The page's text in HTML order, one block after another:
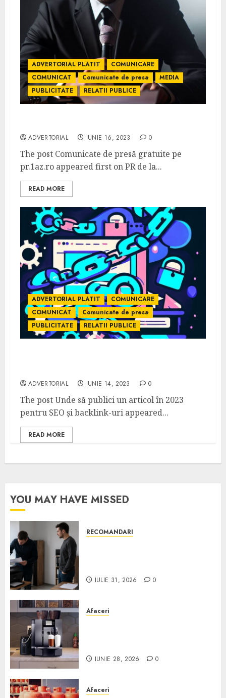
ADVERTORIAL PLATIT
COMUNICARE
COMUNICAT
Comunicate de presa
MEDIA
PUBLICITATE
RELATII PUBLICE
ADVERTORIAL IUNIE 16, 2023 0
The post Comunicate de presă gratuite pe
pr.1az.ro appeared first on PR de la...
READ MORE
ADVERTORIAL PLATIT
COMUNICARE
COMUNICAT
Comunicate de presa
PUBLICITATE
RELATII PUBLICE
ADVERTORIAL IUNIE 14, 2023 0
The post Unde să publici un articol în 2023
pentru SEO și backlink-uri appeared...
READ MORE
YOU MAY HAVE MISSED
RECOMANDARI
IULIE 31, 2026 0
Afaceri
IUNIE 28, 2026 0
Afaceri